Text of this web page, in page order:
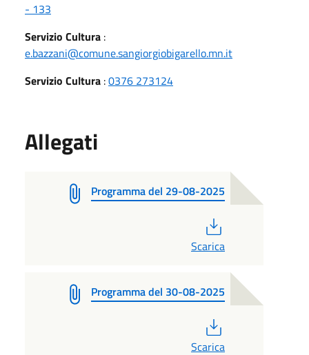
- 133
Servizio Cultura :
e.bazzani@comune.sangiorgiobigarello.mn.it
Servizio Cultura :0376 273124
Allegati
Programma del 29-08-2025
Scarica
Programma del 30-08-2025
Scarica